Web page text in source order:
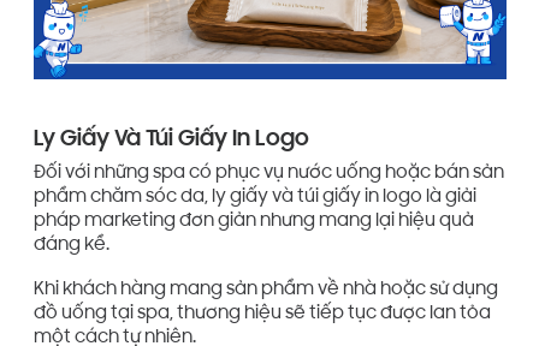
Ly Giấy Và Túi Giấy In Logo
Đối với những spa có phục vụ nước uống hoặc bán sản
phẩm chăm sóc da, ly giấy và túi giấy in logo là giải
pháp marketing đơn giản nhưng mang lại hiệu quả
đáng kể.
Khi khách hàng mang sản phẩm về nhà hoặc sử dụng
đồ uống tại spa, thương hiệu sẽ tiếp tục được lan tỏa
một cách tự nhiên.